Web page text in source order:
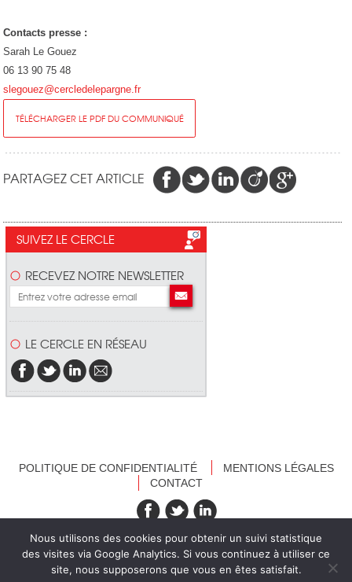
Contacts presse :
Sarah Le Gouez
06 13 90 75 48
slegouez@cercledelepargne.fr
TÉLÉCHARGER LE PDF DU COMMUNIQUÉ
PARTAGEZ CET ARTICLE
SUIVEZ LE CERCLE
RECEVEZ NOTRE NEWSLETTER
LE CERCLE EN RÉSEAU
POLITIQUE DE CONFIDENTIALITÉ
MENTIONS LÉGALES
CONTACT
recevez nos newsletters
Nous utilisons des cookies pour obtenir un suivi statistique
des visites via Google Analytics. Si vous continuez à utiliser ce
site, nous supposerons que vous en êtes satisfait.